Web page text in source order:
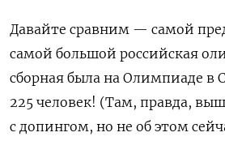
Давайте сравним — самой
самой большой российская
сборная была на Олимпиаде в
225 человек! (Там, правда,
с допингом, но не об этом